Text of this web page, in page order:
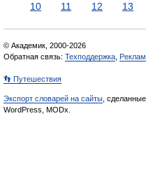
10
11 12 13
© Академик, 2000-2026
Обратная связь: Техподдержка
👣 Путешествия
Экспорт словарей на сайты ,
WordPress, MODx.